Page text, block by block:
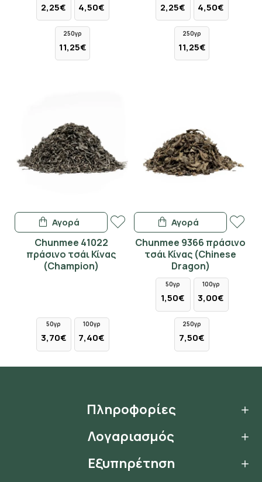
2,25€ 4,50€
250γρ
11,25€
2,25€ 4,50€
250γρ
11,25€
Chunmee 41022
πράσινο τσάι Κίνας
(Champion)
50γρ
3,70€
100γρ
7,40€
Αγορά
Chunmee 9366 πράσινο
τσάι Κίνας (Chinese
Dragon)
50γρ
1,50€
100γρ
3,00€
250γρ
7,50€
Αγορά
Πληροφορίες
Λογαριασμός
Εξυπηρέτηση